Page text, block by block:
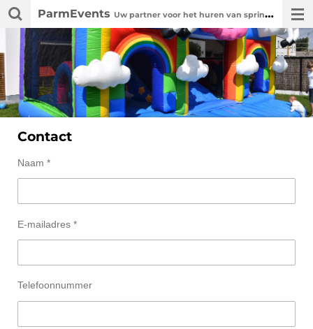
Ga
direct
naar
hoofdinhoud
ParmEvents Uw partner voor het huren van springkastelen, attracties & animaties voor elk event
Contact
Naam *
E-mailadres *
Telefoonnummer